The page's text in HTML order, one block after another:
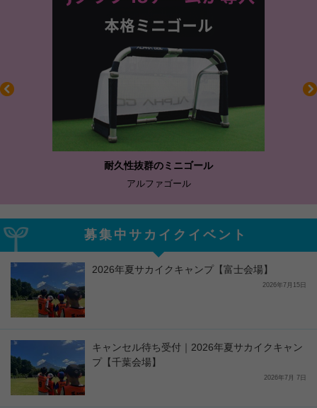
耐久性抜群のミニゴール
アルファゴール
募集中サカイクイベント
2026年夏サカイクキャンプ【富士会場】
2026年7月15日
キャンセル待ち受付｜2026年夏サカイクキャン
プ【千葉会場】
2026年7月 7日